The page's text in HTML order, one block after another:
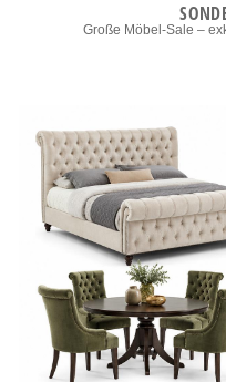
Große Möbel-Sale –